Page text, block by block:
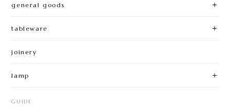
general goods
tableware
joinery
lamp
GUIDE